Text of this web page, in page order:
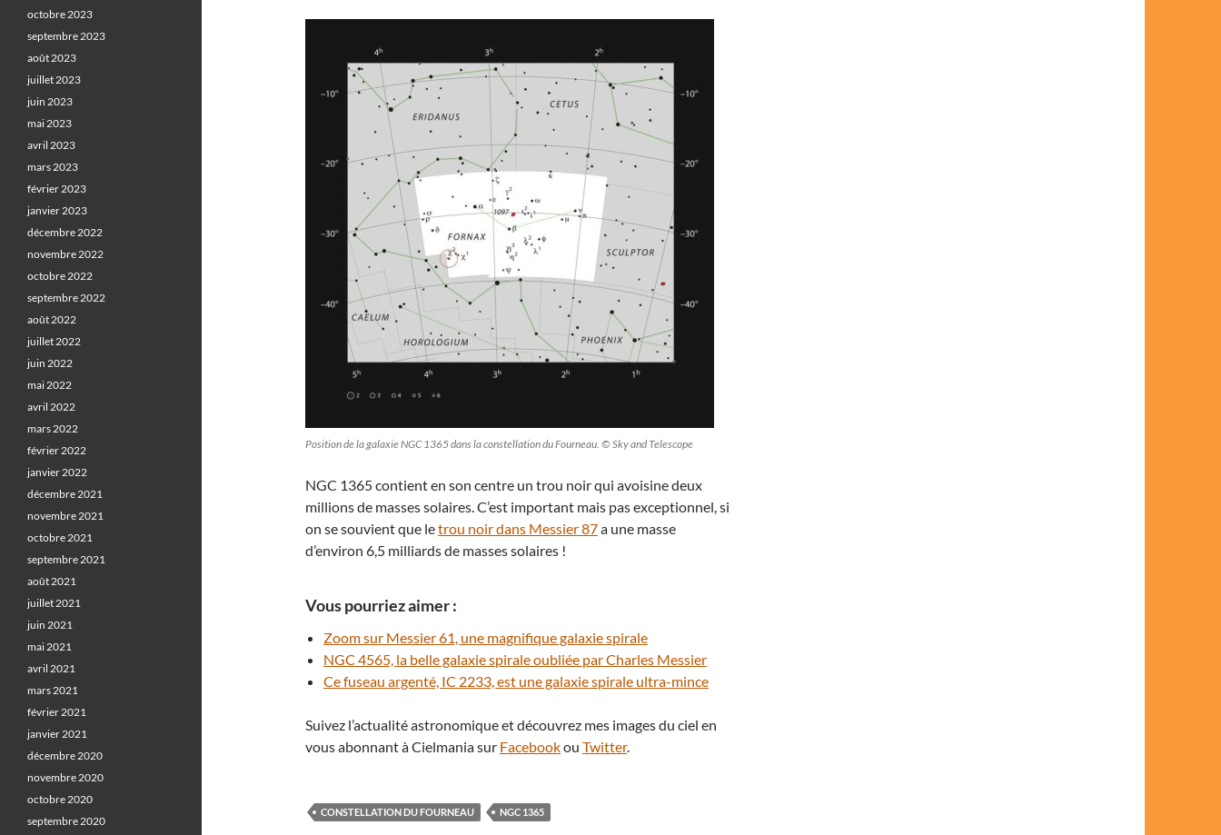
Position de la galaxie NGC 1365 dans la constellation du Fourneau. © Sky and Telescope
NGC 1365 contient en son centre un trou noir qui avoisine deux
millions de masses solaires. C’est important mais pas exceptionnel, si
on se souvient que letrou noir dans Messier 87a une masse
d’environ 6,5 milliards de masses solaires !
Vous pourriez aimer :
Zoom sur Messier 61, une magnifique galaxie spirale
NGC 4565, la belle galaxie spirale oubliée par Charles Messier
Ce fuseau argenté, IC 2233, est une galaxie spirale ultra-mince
Suivez l’actualité astronomique et découvrez mes images du ciel en
vous abonnant à Cielmania sur Facebookou Twitter.
CONSTELLATION DU FOURNEAU NGC 1365
octobre 2023
septembre 2023
août 2023
juillet 2023
juin 2023
mai 2023
avril 2023
mars 2023
février 2023
janvier 2023
décembre 2022
novembre 2022
octobre 2022
septembre 2022
août 2022
juillet 2022
juin 2022
mai 2022
avril 2022
mars 2022
février 2022
janvier 2022
décembre 2021
novembre 2021
octobre 2021
septembre 2021
août 2021
juillet 2021
juin 2021
mai 2021
avril 2021
mars 2021
février 2021
janvier 2021
décembre 2020
novembre 2020
octobre 2020
septembre 2020